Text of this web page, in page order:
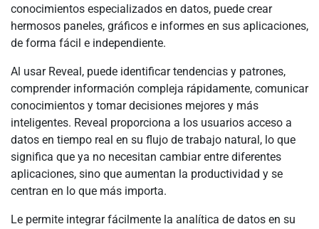
conocimientos especializados en datos, puede crear
hermosos paneles, gráficos e informes en sus aplicaciones,
de forma fácil e independiente.
Al usar Reveal, puede identificar tendencias y patrones,
comprender información compleja rápidamente, comunicar
conocimientos y tomar decisiones mejores y más
inteligentes. Reveal proporciona a los usuarios acceso a
datos en tiempo real en su flujo de trabajo natural, lo que
significa que ya no necesitan cambiar entre diferentes
aplicaciones, sino que aumentan la productividad y se
centran en lo que más importa.
Le permite integrar fácilmente la analítica de datos en su